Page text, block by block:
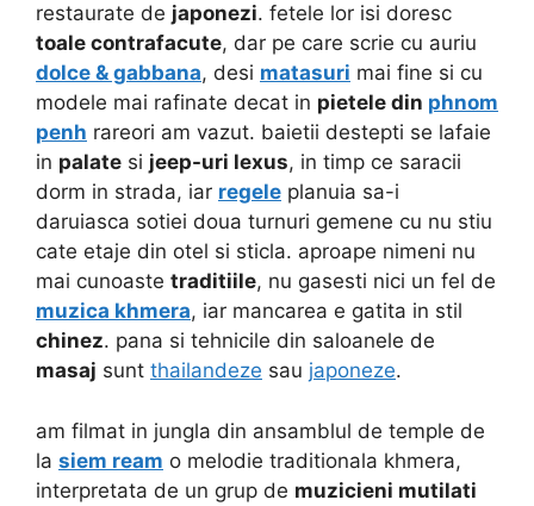
restaurate de japonezi. fetele lor isi doresc
toale contrafacute, dar pe care scrie cu auriu
dolce & gabbana, desi matasuri mai fine si cu
modele mai rafinate decat in pietele din phnom
penh rareori am vazut. baietii destepti se lafaie
in palate si jeep-uri lexus, in timp ce saracii
dorm in strada, iar regele planuia sa-i
daruiasca sotiei doua turnuri gemene cu nu stiu
cate etaje din otel si sticla. aproape nimeni nu
mai cunoaste traditiile, nu gasesti nici un fel de
muzica khmera, iar mancarea e gatita in stil
chinez. pana si tehnicile din saloanele de
masaj sunt thailandeze sau japoneze.
am filmat in jungla din ansamblul de temple de
la siem ream o melodie traditionala khmera,
interpretata de un grup de muzicieni mutilati